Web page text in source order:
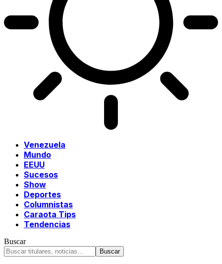
Venezuela
Mundo
EEUU
Sucesos
Show
Deportes
Columnistas
Caraota Tips
Tendencias
Buscar